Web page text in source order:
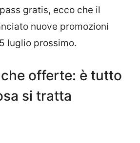
gratis, ecco che il
nuove promozioni
luglio prossimo.
offerte: è tutto
si tratta